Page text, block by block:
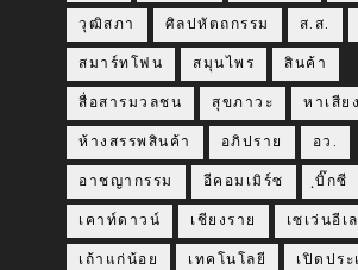
วุฒิสภา ศิลปหัตถกรรม ส.ส.
สมาร์ทโฟน สมุนไพร สินค้า
สื่อสารมวลชน สุขภาวะ หาเสียง
ห้างสรรพสินค้า อภิปราย อว.
อาชญากรรม อีคอมเมิร์ซ ฺบิ๊กซี
เคาท์ดาวน์ เชียงราย เซเว่นอีเ
เถ้าแก่น้อย เทคโนโลยี เปิดประ